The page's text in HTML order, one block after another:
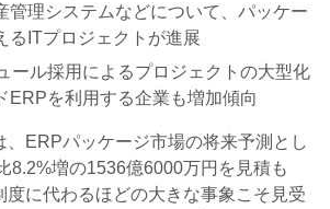
管理システムなどについて、パッケー
るITプロジェクトが進展
ール採用によるプロジェクトの大型化
ERPを利用する企業も増加傾向
ERPパッケージ市場の将来予測とし
8.2%増の1536億6000万円を見積も
度に代わるほどの大きな事象こそ見受